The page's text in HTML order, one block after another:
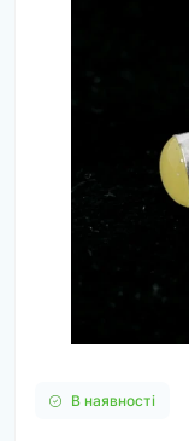
В наявності